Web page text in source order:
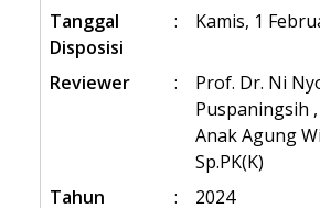
Tanggal
Disposisi
: Kamis, 1
Reviewer :
Prof. Dr. Ni
Puspaningsih
Anak Agung
Sp.PK(K)
Tahun
: 2024